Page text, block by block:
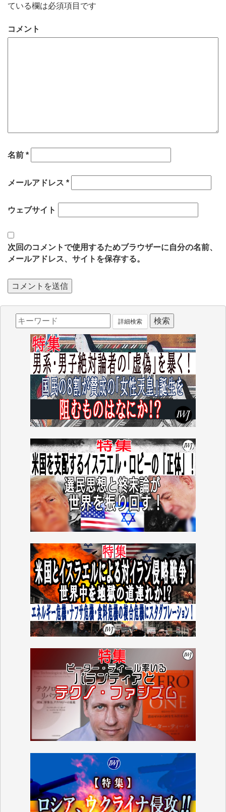
ている欄は必須項目です
コメント
名前 *
メールアドレス *
ウェブサイト
次回のコメントで使用するためブラウザーに自分の名前、
メールアドレス、サイトを保存する。
詳細検索